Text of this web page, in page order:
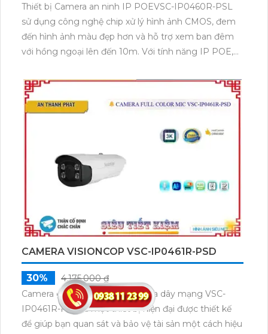
Thiết bị Camera an ninh IP POEVSC-IP0460R-PSL
sử dụng công nghệ chip xử lý hình ảnh CMOS, đem
đến hình ảnh màu đẹp hơn và hỗ trợ xem ban đêm
với hồng ngoại lên đến 10m. Với tính năng IP POE,
phân giải Ultra 4k lite và hỗ trợ các chuẩn nén video
H.265+/H.265/H.264+/H.264 Starlight.
CAMERA VISIONCOP VSC-IP0461R-PSD
30%
4,175,000 ₫
Camera giám sát cấp nguồn qua dây mạng VSC-
IP0461R-PSD là một thiết bị hiện đại được thiết kế
để giúp bạn quan sát và bảo vệ tài sản một cách hiệu